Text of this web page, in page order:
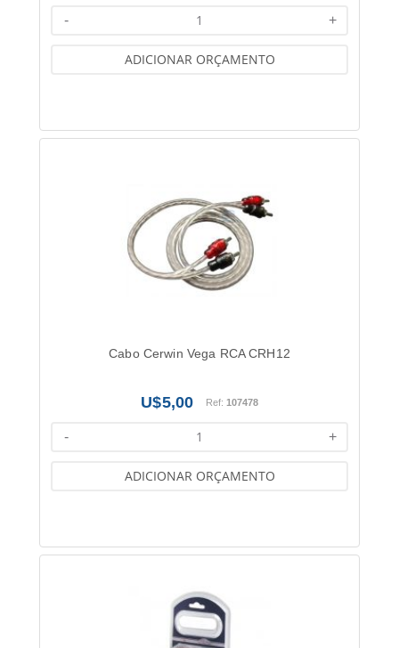
+
-
ADICIONAR ORÇAMENTO
Cabo Cerwin Vega RCA CRH12
5,00 Ref:107478
+
-
ADICIONAR ORÇAMENTO